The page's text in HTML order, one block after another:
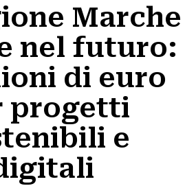
Marche
nel futuro:
di euro
progetti
e